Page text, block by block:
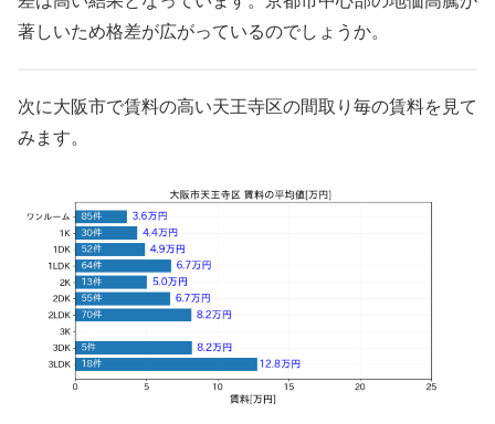
著しいため格差が広がっているのでしょうか。
次に大阪市で賃料の高い天王寺区の間取り毎の賃料を見て
みます。